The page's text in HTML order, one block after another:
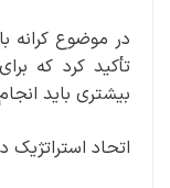
در موضوع کرانه
تأکید کرد که
بیشتری باید
اتحاد استراتژیک